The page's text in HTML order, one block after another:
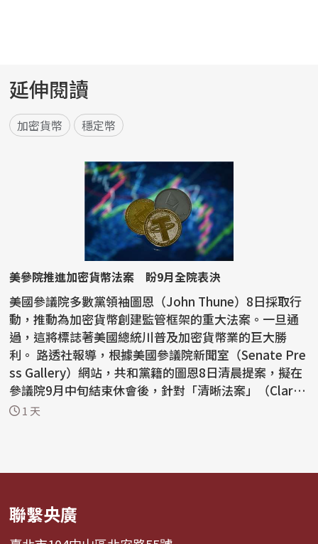
延伸閱讀
加密貨幣 穩定幣
美參院推進加密貨幣法案 盼9月全院表決
美國參議院多數黨領袖圖恩（John Thune）8日採取行
動，推動為加密貨幣創建監管框架的重大法案。一旦通
過，這將標誌著美國總統川普及加密貨幣業的巨大勝
利。 路透社報導，根據美國參議院新聞室（Senate Pre
ss Gallery）網站，共和黨籍的圖恩8日清晨提案，擬在
參議院9月中旬結束休會後，針對「清晰法案」（Clarity
Ac...
1 天
聯繫央廣